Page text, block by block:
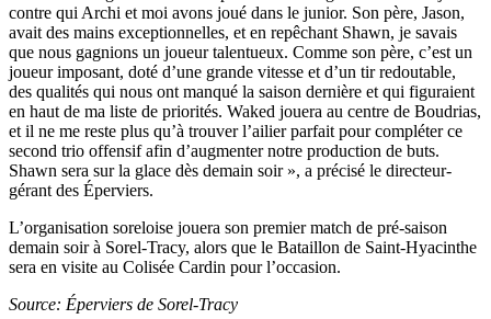
contre qui Archi et moi avons joué dans le junior. Son père, Jason,
avait des mains exceptionnelles, et en repêchant Shawn, je savais
que nous gagnions un joueur talentueux. Comme son père, c’est un
joueur imposant, doté d’une grande vitesse et d’un tir redoutable,
des qualités qui nous ont manqué la saison dernière et qui figuraient
en haut de ma liste de priorités. Waked jouera au centre de Boudrias,
et il ne me reste plus qu’à trouver l’ailier parfait pour compléter ce
second trio offensif afin d’augmenter notre production de buts.
Shawn sera sur la glace dès demain soir », a précisé le directeur-
gérant des Éperviers.
L’organisation soreloise jouera son premier match de pré-saison
demain soir à Sorel-Tracy, alors que le Bataillon de Saint-Hyacinthe
sera en visite au Colisée Cardin pour l’occasion.
Source: Éperviers de Sorel-Tracy